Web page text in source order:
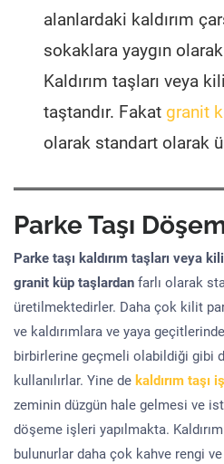
alanlardaki kaldırım
sokaklara yaygın
Kaldırım taşları veya
taştandır. Fakat granit
olarak standart olarak
Parke Taşı
Parke taşı kaldırım taşları veya
granit küp taşlardan farlı olarak
üretilmektedirler. Daha çok kilit
ve kaldırımlara ve yaya
birbirlerine geçmeli olabildiği gibi
kullanılırlar. Yine de kaldırım taşı
zeminin düzgün hale gelmesi ve
döşeme işleri yapılmakta.
bulunurlar daha çok kahve rengi